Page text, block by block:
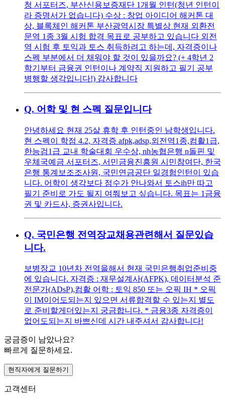
청 서포터즈, 부산신용보증재단 1개월 인턴(청년 인턴이
라 증명서가 없습니다) 수상 : 창업 아이디어 해커톤 대
상, 블록체인 해커톤 부산광역시장 특별상 현재 외환전
문역 1종 3월 시험 합격 목표로 공부하고 있습니다 외전
역 시험 후 토익과 토스 취득하려고 하는데, 자격증이나
스펙 부분에서 더 채워야 할 것이 있을까요? (+ 4학년 2
학기부터 금융권 인턴이나 계약직 지원하고 필기 공부
병행할 생각입니다!) 감사합니다
Q. 어학 및 현 스펙 질문입니다
안녕하세요 현재 25살 휴학 후 인턴중인 남학생입니다.
현 스펙이 학점 4.2, 자격증 afpk,adsp,외전역1종,컴활1급,
한능검1급 교내 학술대회 우수상, nh농협은행 n돌핀 및
우체국예금 서포터즈, 서민금융진흥원 시민참여단, 한국
은행 통계보조조사원, 국민연금공단 일경험인턴이 있습
니다. 어학이 생각보다 점수가 안나와서 토스ih만 따고
필기 준비로 가도 될지 여쭤보고 싶습니다. 목표는 1금융
권 및 카드사, 증권사입니다.
Q. 국민은행 전역장교채용관련해서 질문있습
니다.
보병장교 10년차 전역을해서 현재 국민은행취업준비중
에 있습니다. 자격증 : 재무설계사(AFPK), 데이터분석 준
전문가(ADsP),컴활 어학 : 토익 850 또는 오픽 IH * 오픽
이 IM이어도되는지 있으면 서류합격할 수 있는지 별도
로 준비할게더있는지 궁금합니다. * 금융3종 자격증이
없어도되는지 바쁘신데 시간 내주셔서 감사합니다!
궁금증이 남았나요?
빠르게 질문하세요.
현직자에게 질문하기
고객센터